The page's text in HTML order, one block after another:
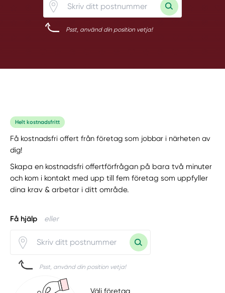
Psst, använd din position vetja!
Helt kostnadsfritt
Få kostnadsfri offert från företag som jobbar i närheten av
dig!
Skapa en kostnadsfri offertförfrågan på bara två minuter
och kom i kontakt med upp till fem företag som uppfyller
dina krav & arbetar i ditt område.
Få hjälp eller
Psst, använd din position vetja!
Välj företag